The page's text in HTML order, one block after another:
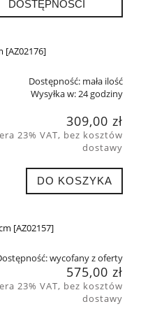
DOSTĘPNOŚCI
[AZ02176]
Dostępność: mała ilość
Wysyłka w: 24 godziny
309,00 zł
23% VAT, bez kosztów
dostawy
DO KOSZYKA
[AZ02157]
wycofany z oferty
575,00 zł
23% VAT, bez kosztów
dostawy